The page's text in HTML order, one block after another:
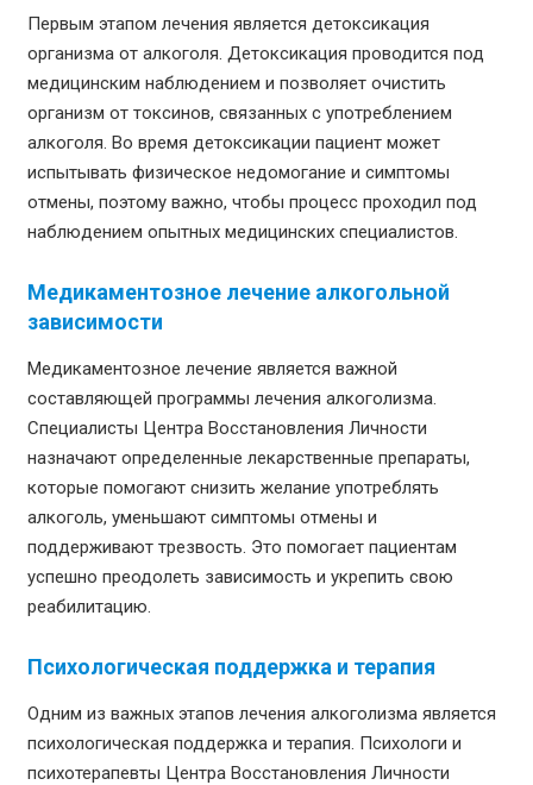
Первым этапом лечения является детоксикация
организма от алкоголя. Детоксикация проводится под
медицинским наблюдением и позволяет очистить
организм от токсинов, связанных с употреблением
алкоголя. Во время детоксикации пациент может
испытывать физическое недомогание и симптомы
отмены, поэтому важно, чтобы процесс проходил под
наблюдением опытных медицинских специалистов.
Медикаментозное лечение алкогольной
зависимости
Медикаментозное лечение является важной
составляющей программы лечения алкоголизма.
Специалисты Центра Восстановления Личности
назначают определенные лекарственные препараты,
которые помогают снизить желание употреблять
алкоголь, уменьшают симптомы отмены и
поддерживают трезвость. Это помогает пациентам
успешно преодолеть зависимость и укрепить свою
реабилитацию.
Психологическая поддержка и терапия
Одним из важных этапов лечения алкоголизма является
психологическая поддержка и терапия. Психологи и
психотерапевты Центра Восстановления Личности